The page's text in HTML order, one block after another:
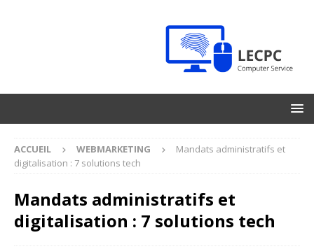
ACCUEIL WEBMARKETING
Mandats administratifs et
digitalisation : 7 solutions tech
Mandats administratifs et
digitalisation : 7 solutions tech